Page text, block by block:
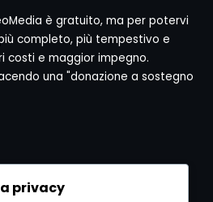
è gratuito, ma per potervi
completo, più tempestivo e
costi e maggior impegno.
una "donazione a sostegno
privacy